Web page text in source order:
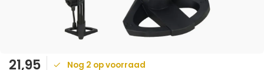
21,95 Nog 2 op voorraad